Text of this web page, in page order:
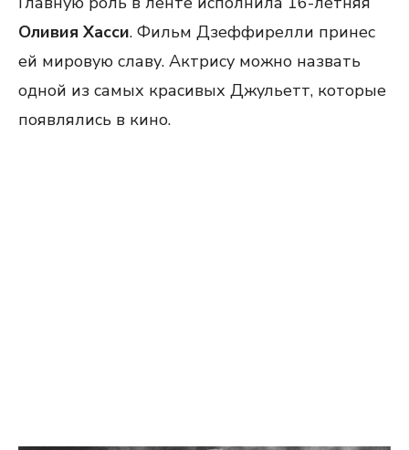
Оливия Хасси. Фильм Дзеффирелли принес
ей мировую славу. Актрису можно назвать
одной из самых красивых Джульетт, которые
появлялись в кино.